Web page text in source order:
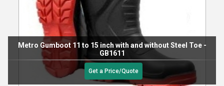
Metro Gumboot 11 to 15 inch with and without Steel Toe -
GB1611
Get a Price/Quote